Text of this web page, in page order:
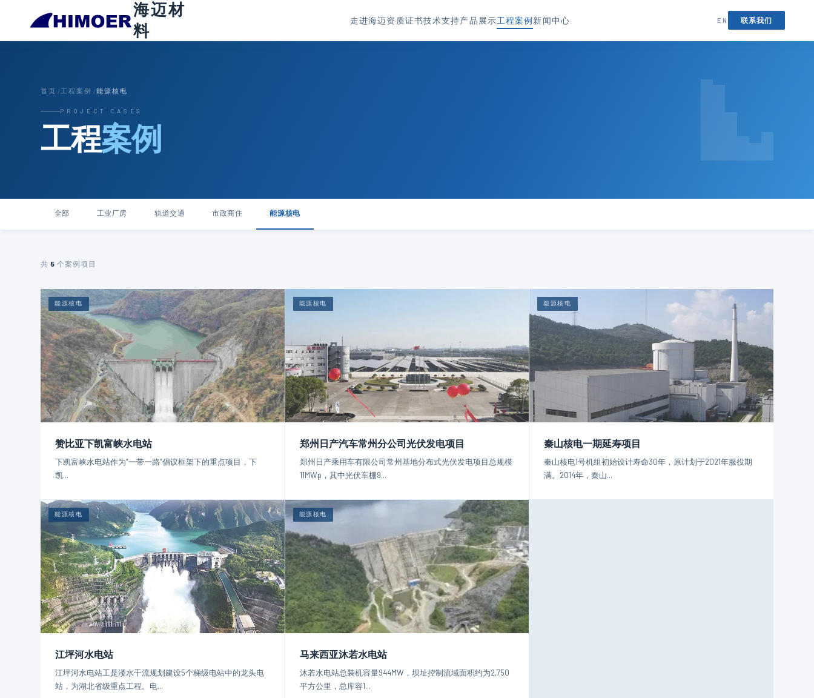
海迈材
料
走进海迈资质证书技术支持产品展示工程案例新闻中心 EN 联系我们
首页 /工程案例 /能源核电
PROJECT CASES
工程案例
全部 工业厂房 轨道交通 市政商住 能源核电
共 5 个案例项目
能源核电
赞比亚下凯富峡水电站
下凯富峡水电站作为“一带一路”倡议框架下的重点项目，下
凯...
能源核电
郑州日产汽车常州分公司光伏发电项目
郑州日产乘用车有限公司常州基地分布式光伏发电项目总规模
11MWp，其中光伏车棚9...
能源核电
秦山核电一期延寿项目
秦山核电1号机组初始设计寿命30年，原计划于2021年服役期
满。2014年，秦山...
能源核电
江坪河水电站
江坪河水电站工是溇水干流规划建设5个梯级电站中的龙头电
站，为湖北省级重点工程。电...
能源核电
马来西亚沐若水电站
沐若水电站总装机容量944MW，坝址控制流域面积约为2,750
平方公里，总库容1...